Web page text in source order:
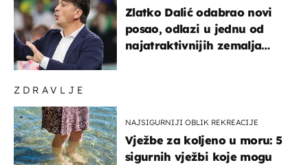
ZDRAVLJE
NAJSIGURNIJI OBLIK REKREACIJE
Vježbe za koljeno u moru: 5
sigurnih vježbi koje mogu
Zlatko Dalić odabrao novi
posao, odlazi u jednu od
najatraktivnijih zemalja